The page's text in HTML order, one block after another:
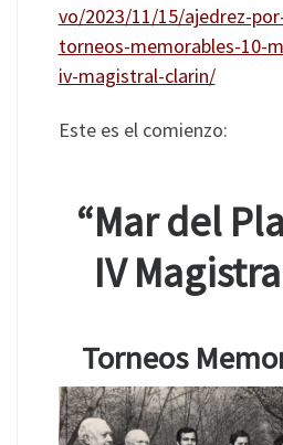
vo/2023/11/15/ajedrez-
torneos-memorables-10-
iv-magistral-clarin/
Este es el comienzo:
“Mar del
IV
Torneos